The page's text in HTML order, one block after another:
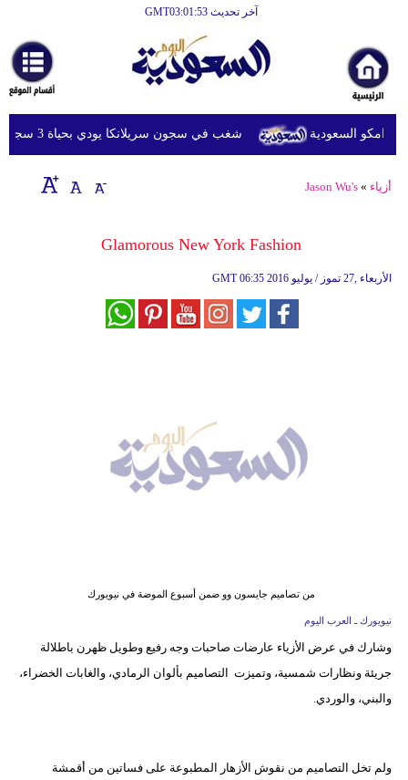
آخر تحديث GMT03:01:53
أخبارعاجلة
رياضة
ثقافة
إقتصاد
وتكنولوجيا
مدوَّنات
شغب في سجون سريلانكا يودي بحياة 3 سجناء ويصيب 23 آخرين السعودية
أزياء »
Jason Wu's
Glamorous New York Fashion
GMT 06:35 2016 الأربعاء ,27 تموز / يوليو
من تصاميم جايسون وو ضمن أسبوع الموضة في نيويورك
نيويورك ـ العرب اليوم
وشارك في عرض الأزياء عارضات صاحبات وجه رفيع وطويل ظهرن باطلالة
جريئة ونظارات شمسية، وتميزت التصاميم بألوان الرمادي، والغابات الخضراء،
والبني، والوردي.
ولم تخل التصاميم من نقوش الأزهار المطبوعة على فساتين من أقمشة